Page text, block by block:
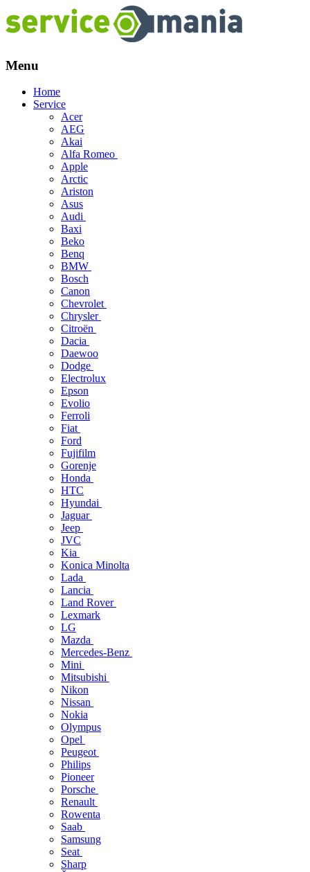
Menu
Skip
Home
Service
Acer
AEG
Akai
Alfa Romeo
Apple
Arctic
Ariston
Asus
Audi
Baxi
Beko
Benq
BMW
Bosch
Canon
Chevrolet
Chrysler
Citroën
Dacia
Daewoo
Dodge
Electrolux
Epson
Evolio
Ferroli
Fiat
Ford
Fujifilm
Gorenje
Honda
HTC
Hyundai
Jaguar
Jeep
JVC
Kia
Konica Minolta
Lada
Lancia
Land Rover
Lexmark
LG
Mazda
Mercedes-Benz
Mini
Mitsubishi
Nikon
Nissan
Nokia
Olympus
Opel
Peugeot
Philips
Pioneer
Porsche
Renault
Rowenta
Saab
Samsung
Seat
Sharp